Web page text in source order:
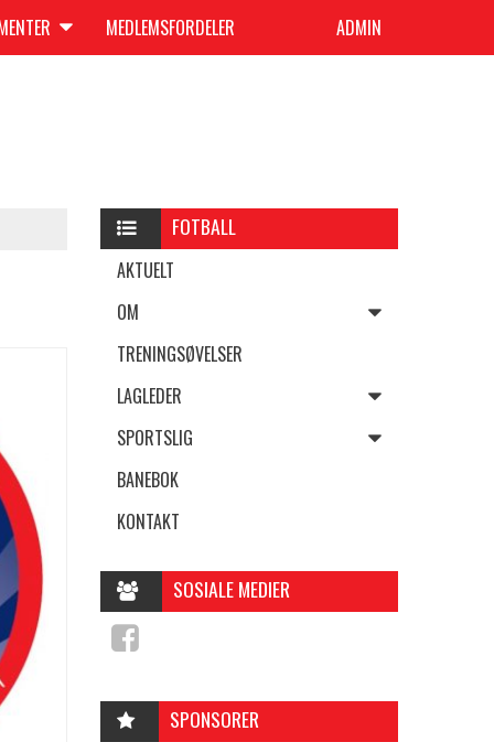
MEDLEMSFORDELER ADMIN
FOTBALL
AKTUELT
OM
TRENINGSØVELSER
LAGLEDER
SPORTSLIG
BANEBOK
KONTAKT
SOSIALE MEDIER
SPONSORER